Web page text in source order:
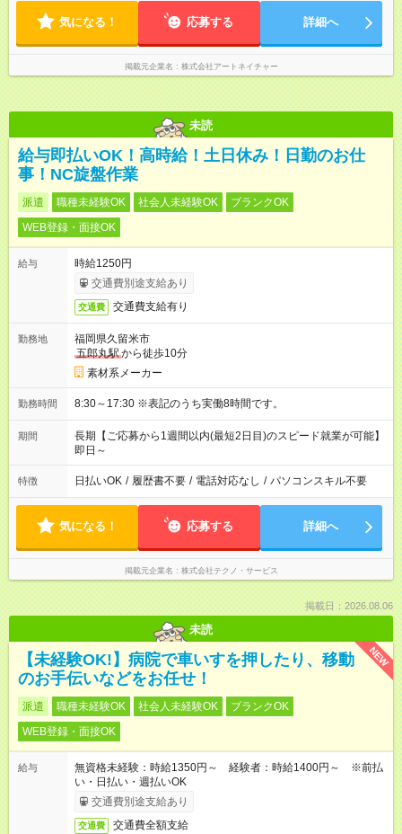
＞ 9：40～18：40（休憩1時間）
気になる！ 応募する 詳細へ
掲載元企業名 株式会社アートネイチャー
未読
給与即払いOK！高時給！土日休み！日勤のお仕
事！NC旋盤作業
派遣 職種未経験OK 社会人未経験OK
ブランクOK
WEB登録・面接OK
給与
時給1250円
交通費別途支給あり
交通費 交通費支給有り
勤務地
福岡県久留米市
五郎丸駅から徒歩10分
素材系メーカー
勤務時間 8:30～17:30 ※表記のうち実働8時間です。
期間
長期【ご応募から1週間以内(最短2日目)のスピード就業が可能】
即日～
特徴 日払いOK / 履歴書不要 / 電話対応なし / パソコンスキル不要
気になる！ 応募する 詳細へ
掲載元企業名 株式会社テクノ・サービス
掲載日：2026.08.06
未読
NEW
【未経験OK!】病院で車いすを押したり、移動
のお手伝いなどをお任せ！
派遣 職種未経験OK 社会人未経験OK
ブランクOK
WEB登録・面接OK
給与
無資格未経験：時給1350円～ 経験者：時給1400円～ ※前払
い・日払い・週払いOK
交通費別途支給あり
交通費 交通費全額支給